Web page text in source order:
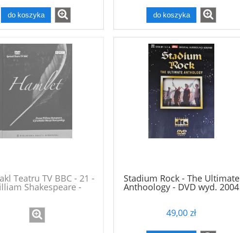
do koszyka do koszyka
Teatru TV BBC - 21 -
Shakespeare -
Hamlet - DVD
Stadium Rock - The Ultimate
Anthoology - DVD wyd. 2004
49,00 zł